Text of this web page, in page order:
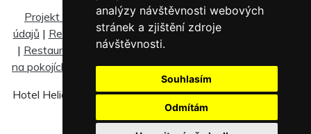
analýzy návštěvnosti webových
stránek a zjištění zdroje
návštěvnosti.
Souhlasím
Odmítám
Projekt - fotovoltaické elektrárny|Ochrana osobních
údajů | Regionální slevové karty|Ubytovací řád
| Restaurace Helios|Baby-sitting
na pokojích hotel Helios|Informace na pokojích hotel TOČ
Hotel Helios s.r.o. 2009-2026 všechna práva vyhrazena |
Změnit nastavení cookies